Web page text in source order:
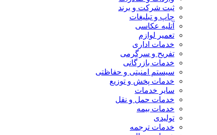
ثبت شرکت و برند
چاپ و تبلیغات
آتلیه عکاسی
تعمیر لوازم
خدمات اداری
تفریح و سرگرمی
خدمات بازرگانی
سیستم امنیتی و حفاظتی
خدمات پخش و توزیع
سایر خدمات
خدمات حمل و نقل
خدمات بیمه
تولیدی
خدمات ترجمه